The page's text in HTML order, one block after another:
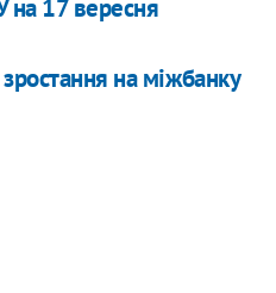
на 17 вересня
на міжбанку